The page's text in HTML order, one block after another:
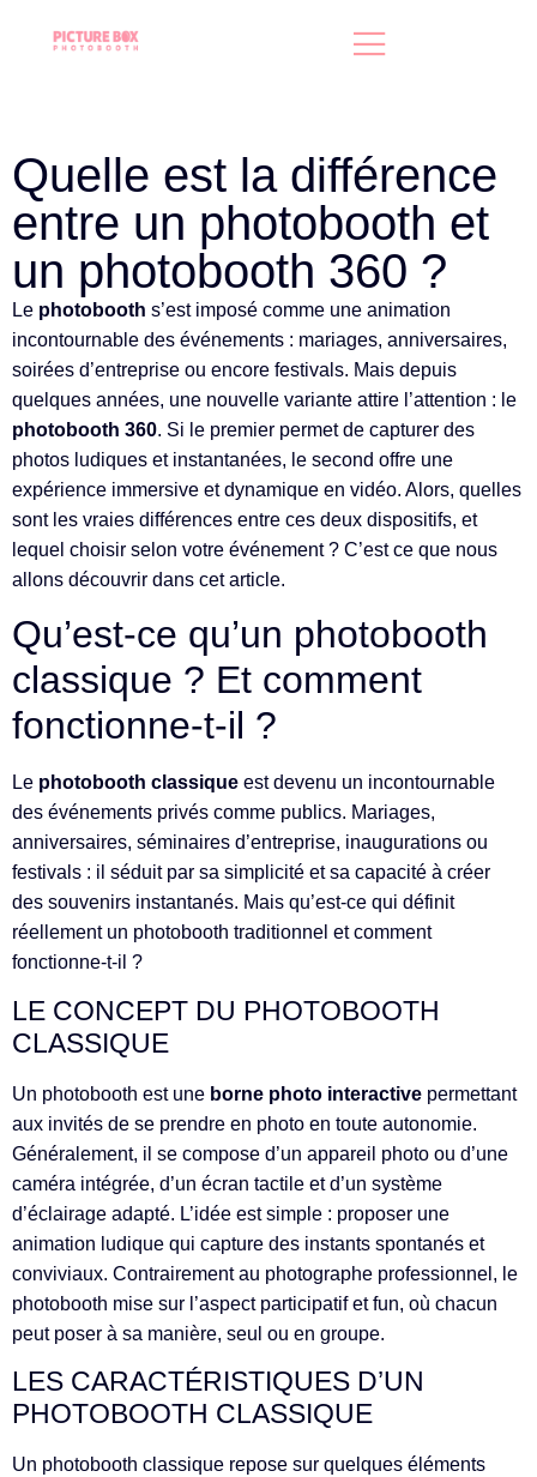
Quelle est la différence
entre un photobooth et
un photobooth 360 ?
Le photobooth s’est imposé comme une animation
incontournable des événements : mariages, anniversaires,
soirées d’entreprise ou encore festivals. Mais depuis
quelques années, une nouvelle variante attire l’attention : le
photobooth 360. Si le premier permet de capturer des
photos ludiques et instantanées, le second offre une
expérience immersive et dynamique en vidéo. Alors, quelles
sont les vraies différences entre ces deux dispositifs, et
lequel choisir selon votre événement ? C’est ce que nous
allons découvrir dans cet article.
Qu’est-ce qu’un photobooth
classique ? Et comment
fonctionne-t-il ?
Le photobooth classique est devenu un incontournable
des événements privés comme publics. Mariages,
anniversaires, séminaires d’entreprise, inaugurations ou
festivals : il séduit par sa simplicité et sa capacité à créer
des souvenirs instantanés. Mais qu’est-ce qui définit
réellement un photobooth traditionnel et comment
fonctionne-t-il ?
LE CONCEPT DU PHOTOBOOTH
CLASSIQUE
Un photobooth est une borne photo interactive permettant
aux invités de se prendre en photo en toute autonomie.
Généralement, il se compose d’un appareil photo ou d’une
caméra intégrée, d’un écran tactile et d’un système
d’éclairage adapté. L’idée est simple : proposer une
animation ludique qui capture des instants spontanés et
conviviaux. Contrairement au photographe professionnel, le
photobooth mise sur l’aspect participatif et fun, où chacun
peut poser à sa manière, seul ou en groupe.
LES CARACTÉRISTIQUES D’UN
PHOTOBOOTH CLASSIQUE
Un photobooth classique repose sur quelques éléments